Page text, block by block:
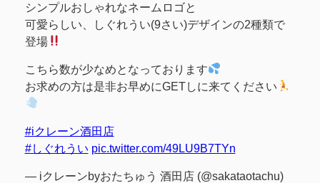
シンプルおしゃれなネームロゴと
可愛らしい、しぐれうい(9さい)デザインの2種類で
登場
こちら数が少なめとなっております
お求めの方は是非お早めにGETしに来てください
#iクレーン酒田店
#しぐれうい pic.twitter.com/49LU9B7TYn
— iクレーンbyおたちゅう 酒田店 (@sakataotachu)